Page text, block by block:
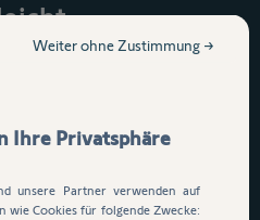
% auf den
Serenia
öffnet per
Ihre Privatsphäre
unsere Partner verwenden auf
wie Cookies für folgende Zwecke:
Weiter ohne Zustimmung →